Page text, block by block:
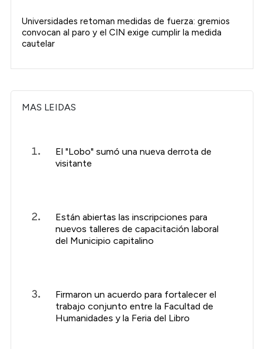
Universidades retoman medidas de fuerza: gremios
convocan al paro y el CIN exige cumplir la medida
cautelar
MAS LEIDAS
El "Lobo" sumó una nueva derrota de
visitante
Están abiertas las inscripciones para
nuevos talleres de capacitación laboral
del Municipio capitalino
Firmaron un acuerdo para fortalecer el
trabajo conjunto entre la Facultad de
Humanidades y la Feria del Libro